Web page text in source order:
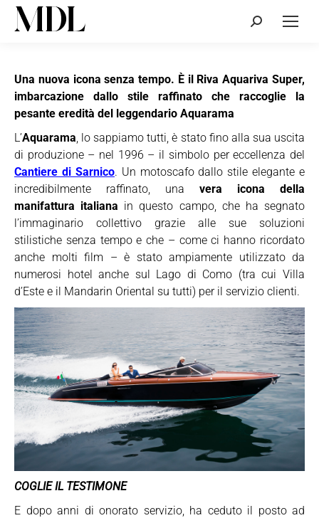
Cerca:
Una nuova icona senza tempo. È il Riva Aquariva Super,
imbarcazione dallo stile raffinato che raccoglie la
pesante eredità del leggendario Aquarama
L’Aquarama, lo sappiamo tutti, è stato fino alla sua uscita
di produzione – nel 1996 – il simbolo per eccellenza del
Cantiere di Sarnico. Un motoscafo dallo stile elegante e
incredibilmente raffinato, una vera icona della
manifattura italiana in questo campo, che ha segnato
l’immaginario collettivo grazie alle sue soluzioni
stilistiche senza tempo e che – come ci hanno ricordato
anche molti film – è stato ampiamente utilizzato da
numerosi hotel anche sul Lago di Como (tra cui Villa
d’Este e il Mandarin Oriental su tutti) per il servizio clienti.
COGLIE IL TESTIMONE
E dopo anni di onorato servizio, ha ceduto il posto ad